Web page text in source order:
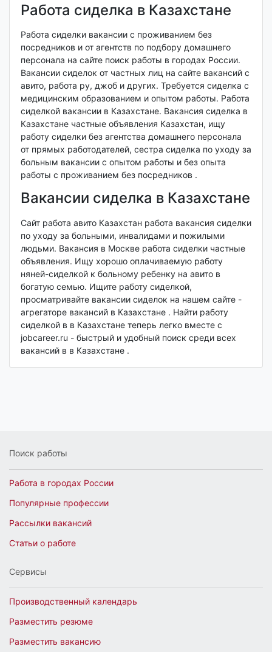
Работа сиделка в Казахстане
Работа сиделки вакансии с проживанием без
посредников и от агентств по подбору домашнего
персонала на сайте поиск работы в городах России.
Вакансии сиделок от частных лиц на сайте вакансий с
авито, работа ру, джоб и других. Требуется сиделка с
медицинским образованием и опытом работы. Работа
сиделкой вакансии в Казахстане. Вакансия сиделка в
Казахстане частные объявления Казахстан, ищу
работу сиделки без агентства домашнего персонала
от прямых работодателей, сестра сиделка по уходу за
больным вакансии с опытом работы и без опыта
работы с проживанием без посредников .
Вакансии сиделка в Казахстане
Сайт работа авито Казахстан работа вакансия сиделки
по уходу за больными, инвалидами и пожилыми
людьми. Вакансия в Москве работа сиделки частные
объявления. Ищу хорошо оплачиваемую работу
няней-сиделкой к больному ребенку на авито в
богатую семью. Ищите работу сиделкой,
просматривайте вакансии сиделок на нашем сайте -
агрегаторе вакансий в Казахстане . Найти работу
сиделкой в в Казахстане теперь легко вместе с
jobcareer.ru - быстрый и удобный поиск среди всех
вакансий в в Казахстане .
Поиск работы
Работа в городах России
Популярные профессии
Рассылки вакансий
Статьи о работе
Сервисы
Производственный календарь
Разместить резюме
Разместить вакансию